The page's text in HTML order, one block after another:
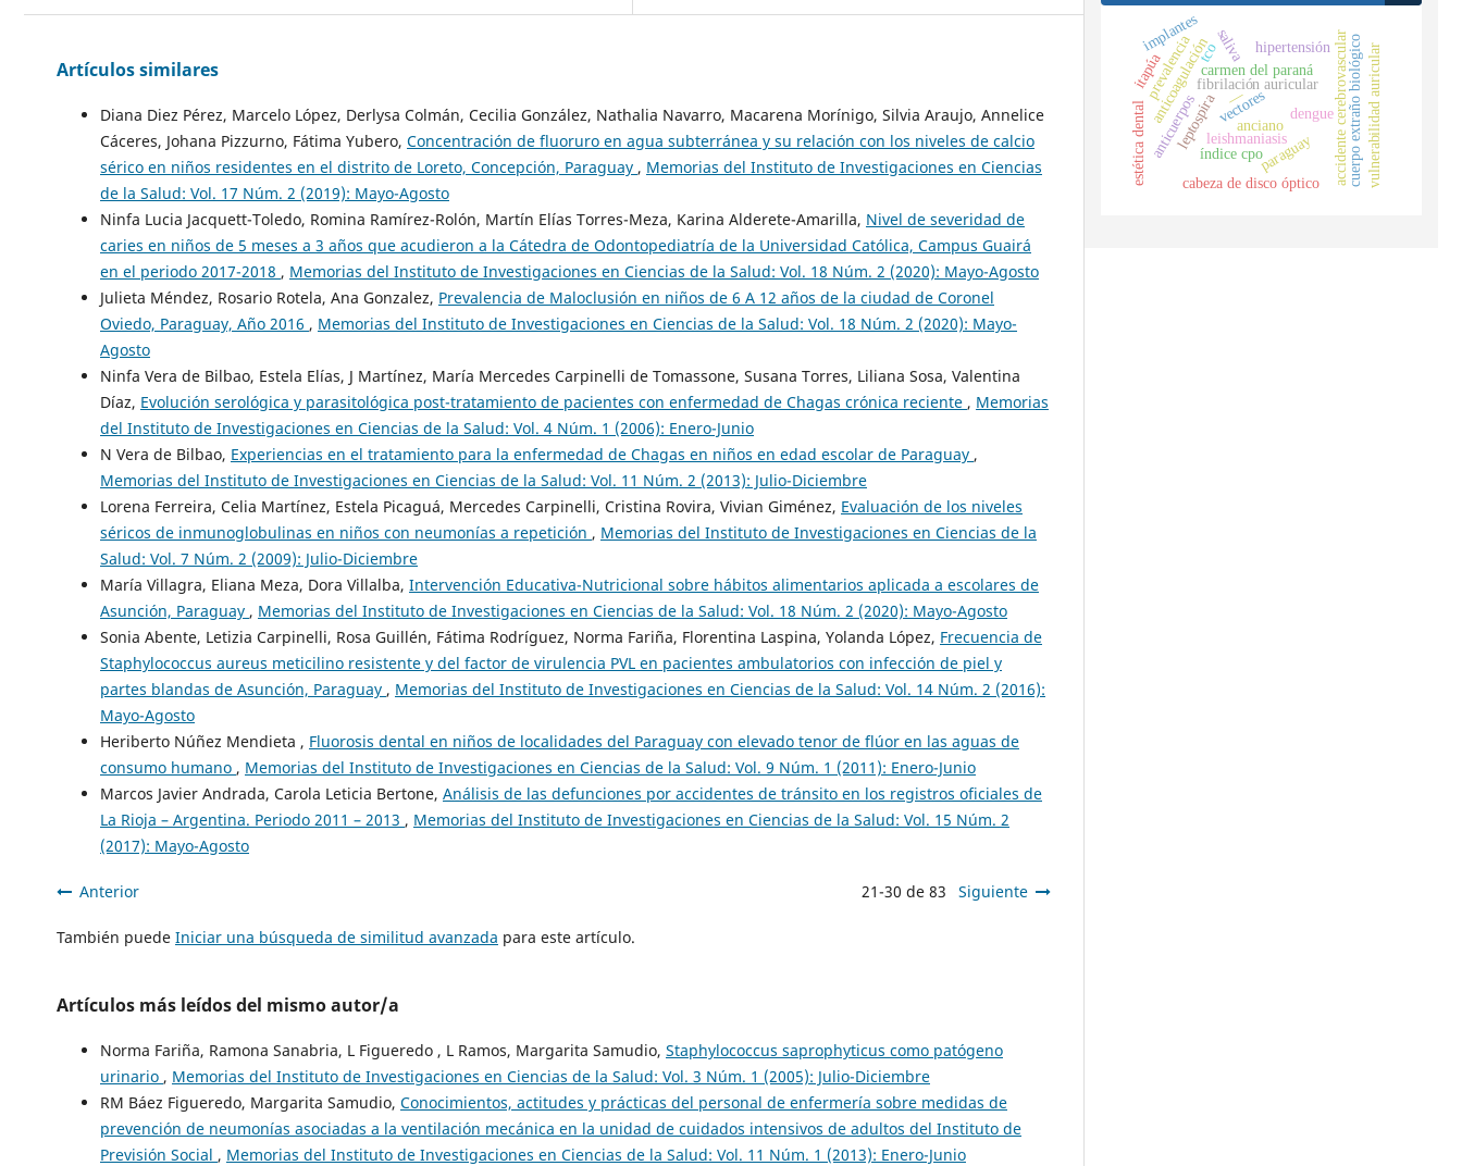
Artículos similares
Diana Diez Pérez, Marcelo López, Derlysa Colmán, Cecilia González, Nathalia Navarro, Macarena Morínigo, Silvia Araujo, Annelice
Cáceres, Johana Pizzurno, Fátima Yubero, Concentración de fluoruro en agua subterránea y su relación con los niveles de calcio
sérico en niños residentes en el distrito de Loreto, Concepción, Paraguay , Memorias del Instituto de Investigaciones en Ciencias
de la Salud: Vol. 17 Núm. 2 (2019): Mayo-Agosto
Ninfa Lucia Jacquett-Toledo, Romina Ramírez-Rolón, Martín Elías Torres-Meza, Karina Alderete-Amarilla, Nivel de severidad de
caries en niños de 5 meses a 3 años que acudieron a la Cátedra de Odontopediatría de la Universidad Católica, Campus Guairá
en el periodo 2017-2018 , Memorias del Instituto de Investigaciones en Ciencias de la Salud: Vol. 18 Núm. 2 (2020): Mayo-Agosto
Julieta Méndez, Rosario Rotela, Ana Gonzalez, Prevalencia de Maloclusión en niños de 6 A 12 años de la ciudad de Coronel
Oviedo, Paraguay, Año 2016 , Memorias del Instituto de Investigaciones en Ciencias de la Salud: Vol. 18 Núm. 2 (2020): Mayo-
Agosto
Ninfa Vera de Bilbao, Estela Elías, J Martínez, María Mercedes Carpinelli de Tomassone, Susana Torres, Liliana Sosa, Valentina
Díaz, Evolución serológica y parasitológica post-tratamiento de pacientes con enfermedad de Chagas crónica reciente , Memorias
del Instituto de Investigaciones en Ciencias de la Salud: Vol. 4 Núm. 1 (2006): Enero-Junio
N Vera de Bilbao, Experiencias en el tratamiento para la enfermedad de Chagas en niños en edad escolar de Paraguay ,
Memorias del Instituto de Investigaciones en Ciencias de la Salud: Vol. 11 Núm. 2 (2013): Julio-Diciembre
Lorena Ferreira, Celia Martínez, Estela Picaguá, Mercedes Carpinelli, Cristina Rovira, Vivian Giménez, Evaluación de los niveles
séricos de inmunoglobulinas en niños con neumonías a repetición , Memorias del Instituto de Investigaciones en Ciencias de la
Salud: Vol. 7 Núm. 2 (2009): Julio-Diciembre
María Villagra, Eliana Meza, Dora Villalba, Intervención Educativa-Nutricional sobre hábitos alimentarios aplicada a escolares de
Asunción, Paraguay , Memorias del Instituto de Investigaciones en Ciencias de la Salud: Vol. 18 Núm. 2 (2020): Mayo-Agosto
Sonia Abente, Letizia Carpinelli, Rosa Guillén, Fátima Rodríguez, Norma Fariña, Florentina Laspina, Yolanda López, Frecuencia de
Staphylococcus aureus meticilino resistente y del factor de virulencia PVL en pacientes ambulatorios con infección de piel y
partes blandas de Asunción, Paraguay , Memorias del Instituto de Investigaciones en Ciencias de la Salud: Vol. 14 Núm. 2 (2016):
Mayo-Agosto
Heriberto Núñez Mendieta , Fluorosis dental en niños de localidades del Paraguay con elevado tenor de flúor en las aguas de
consumo humano , Memorias del Instituto de Investigaciones en Ciencias de la Salud: Vol. 9 Núm. 1 (2011): Enero-Junio
Marcos Javier Andrada, Carola Leticia Bertone, Análisis de las defunciones por accidentes de tránsito en los registros oficiales de
La Rioja – Argentina. Periodo 2011 – 2013 , Memorias del Instituto de Investigaciones en Ciencias de la Salud: Vol. 15 Núm. 2
(2017): Mayo-Agosto
Anterior 21-30 de 83 Siguiente
También puede Iniciar una búsqueda de similitud avanzada para este artículo.
Artículos más leídos del mismo autor/a
Norma Fariña, Ramona Sanabria, L Figueredo , L Ramos, Margarita Samudio, Staphylococcus saprophyticus como patógeno
urinario , Memorias del Instituto de Investigaciones en Ciencias de la Salud: Vol. 3 Núm. 1 (2005): Julio-Diciembre
RM Báez Figueredo, Margarita Samudio, Conocimientos, actitudes y prácticas del personal de enfermería sobre medidas de
prevención de neumonías asociadas a la ventilación mecánica en la unidad de cuidados intensivos de adultos del Instituto de
Previsión Social , Memorias del Instituto de Investigaciones en Ciencias de la Salud: Vol. 11 Núm. 1 (2013): Enero-Junio
fibrilación auricular
anticoagulación accidente cerebrovascular
hipertensión cuerpo extraño biológico
leishmaniasis
vectores dengue
leptospira
anticuerpos
prevalencia carmen del paraná
itapúa
paraguay vulnerabilidad auricular
—
estética dental
anciano
índice cpo
saliva
tco
cabeza de disco óptico
implantes